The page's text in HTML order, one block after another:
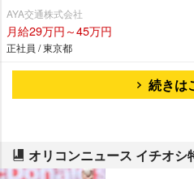
業界でも希少な出庫前の釣銭救済
年10月以降も74歳まで社保加入＆
等の乗務員さんの各種手数料負担
力を発信中！（@aya.taxi）
AYA交通株式会社
月給29万円～45万円
正社員 / 東京都
続きは
オリコンニュース イチオシ